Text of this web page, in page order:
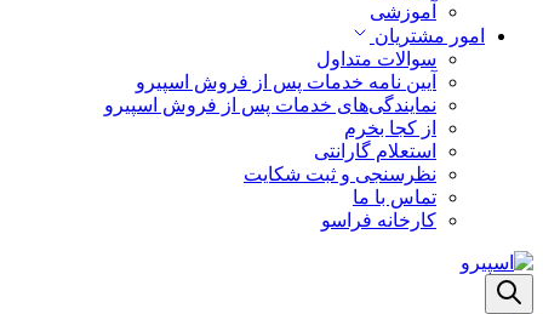
آموزشی
امور مشتریان
سوالات متداول
آیین نامه خدمات پس از فروش اسپیرو
نمایندگی‌های خدمات پس از فروش اسپیرو
از کجا بخرم
استعلام گارانتی
نظرسنجی و ثبت شکایت
تماس با ما
کارخانه فراسو